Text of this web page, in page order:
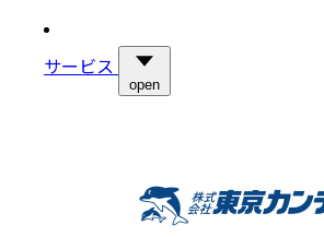
サービス
open